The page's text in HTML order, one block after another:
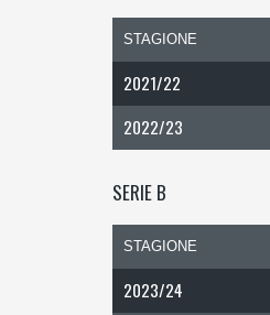
STAGIONE
2021/22
2022/23
SERIE B
STAGIONE
2023/24